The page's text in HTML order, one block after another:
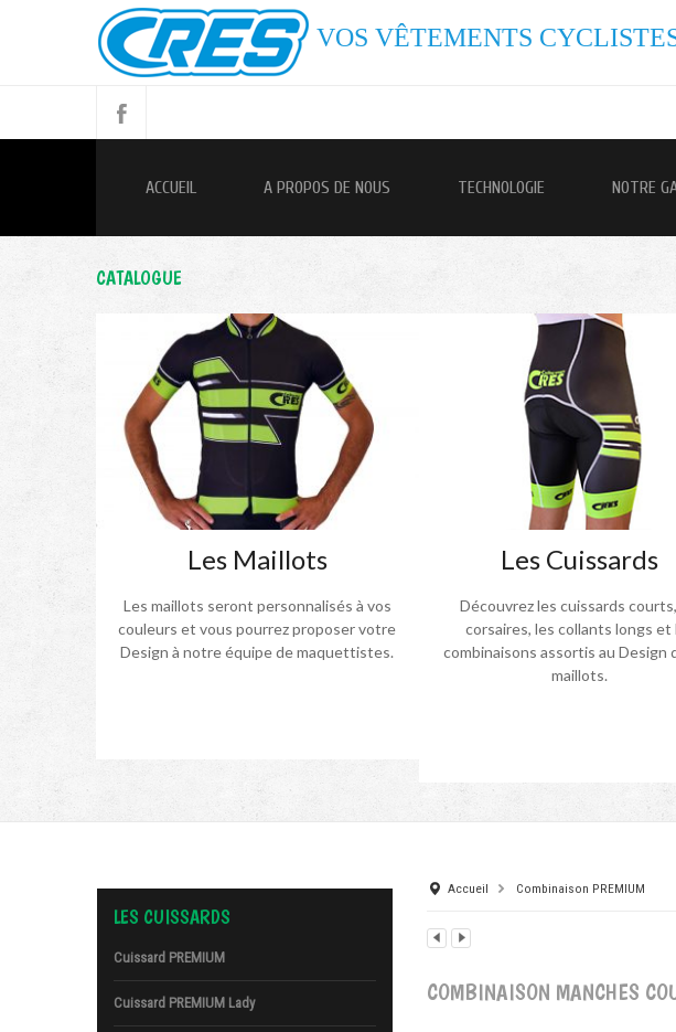
VOS VÊTEMENTS
ACCUEIL A PROPOS DE NOUS TECHNOLOGIE NOTRE
CATALOGUE
Les Maillots
Les maillots seront personnalisés à vos
couleurs et vous pourrez proposer votre
Design à notre équipe de maquettistes.
Les Cuissards
Découvrez les cuissards
corsaires, les collants longs et
combinaisons assortis au Design
maillots.
Accueil Combinaison PREMIUM
COMBINAISON MANCHES
LES CUISSARDS
Cuissard PREMIUM
Cuissard PREMIUM Lady